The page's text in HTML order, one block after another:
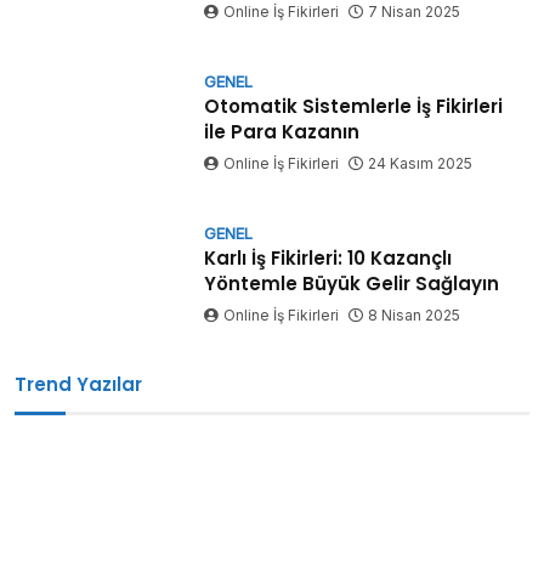
Online İş Fikirleri 7 Nisan 2025
GENEL
Otomatik Sistemlerle İş Fikirleri
ile Para Kazanın
Online İş Fikirleri 24 Kasım 2025
GENEL
Karlı İş Fikirleri: 10 Kazançlı
Yöntemle Büyük Gelir Sağlayın
Online İş Fikirleri 8 Nisan 2025
Trend Yazılar